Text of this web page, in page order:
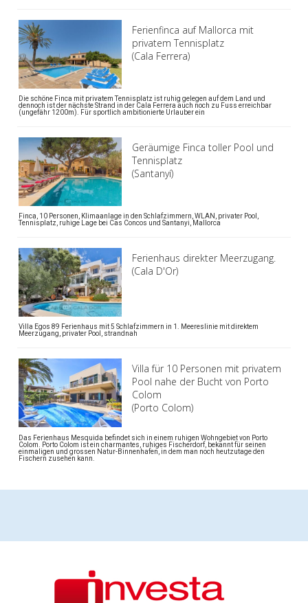
Ferienfinca auf Mallorca mit
privatem Tennisplatz
(Cala Ferrera)
Die schöne Finca mit privatem Tennisplatz ist ruhig gelegen auf dem Land und
dennoch ist der nächste Strand in der Cala Ferrera auch noch zu Fuss erreichbar
(ungefähr 1200m). Für sportlich ambitionierte Urlauber ein
Geräumige Finca toller Pool und
Tennisplatz
(Santanyí)
Finca, 10 Personen, Klimaanlage in den Schlafzimmern, WLAN, privater Pool,
Tennisplatz, ruhige Lage bei Cas Concos und Santanyi, Mallorca
Ferienhaus direkter Meerzugang.
(Cala D'Or)
Villa Egos 89 Ferienhaus mit 5 Schlafzimmern in 1. Meereslinie mit direktem
Meerzugang, privater Pool, strandnah
Villa für 10 Personen mit privatem
Pool nahe der Bucht von Porto
Colom
(Porto Colom)
Das Ferienhaus Mesquida befindet sich in einem ruhigen Wohngebiet von Porto
Colom. Porto Colom ist ein charmantes, ruhiges Fischerdorf, bekannt für seinen
einmaligen und grossen Natur-Binnenhafen, in dem man noch heutzutage den
Fischern zusehen kann.